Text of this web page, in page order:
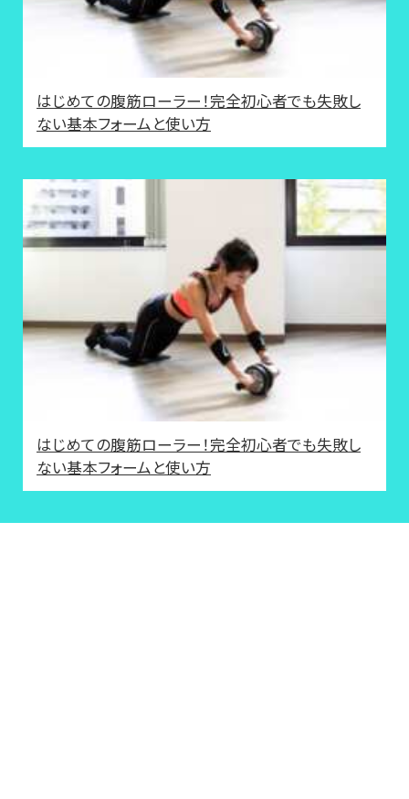
はじめての腹筋ローラー！完全初心者でも失敗し
ない基本フォームと使い方
はじめての腹筋ローラー！完全初心者でも失敗し
ない基本フォームと使い方